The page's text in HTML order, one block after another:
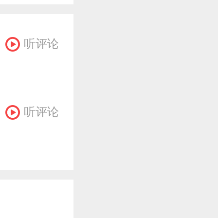
听评论
听评论